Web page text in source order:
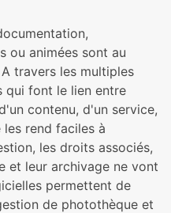
ou animées sont au
travers les multiples
qui font le lien entre
contenu, d'un service,
rend faciles à
les droits associés,
et leur archivage ne vont
permettent de
de photothèque et